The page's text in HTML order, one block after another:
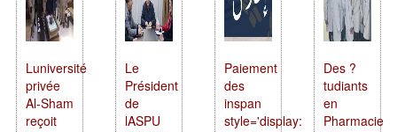
Luniversité
privée
Al-Sham
reçoit
Le
Président
de
lASPU
Paiement
des
inspan
style='display:
Des ?
tudiants
en
Pharmacie